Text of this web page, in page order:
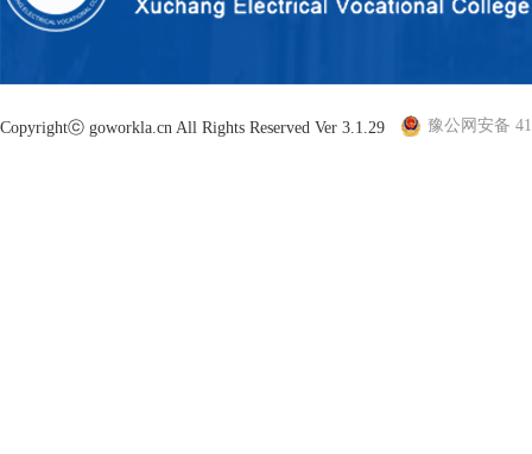
Copyrightⓒ goworkla.cn All Rights Reserved Ver 3.1.29 豫公网安备